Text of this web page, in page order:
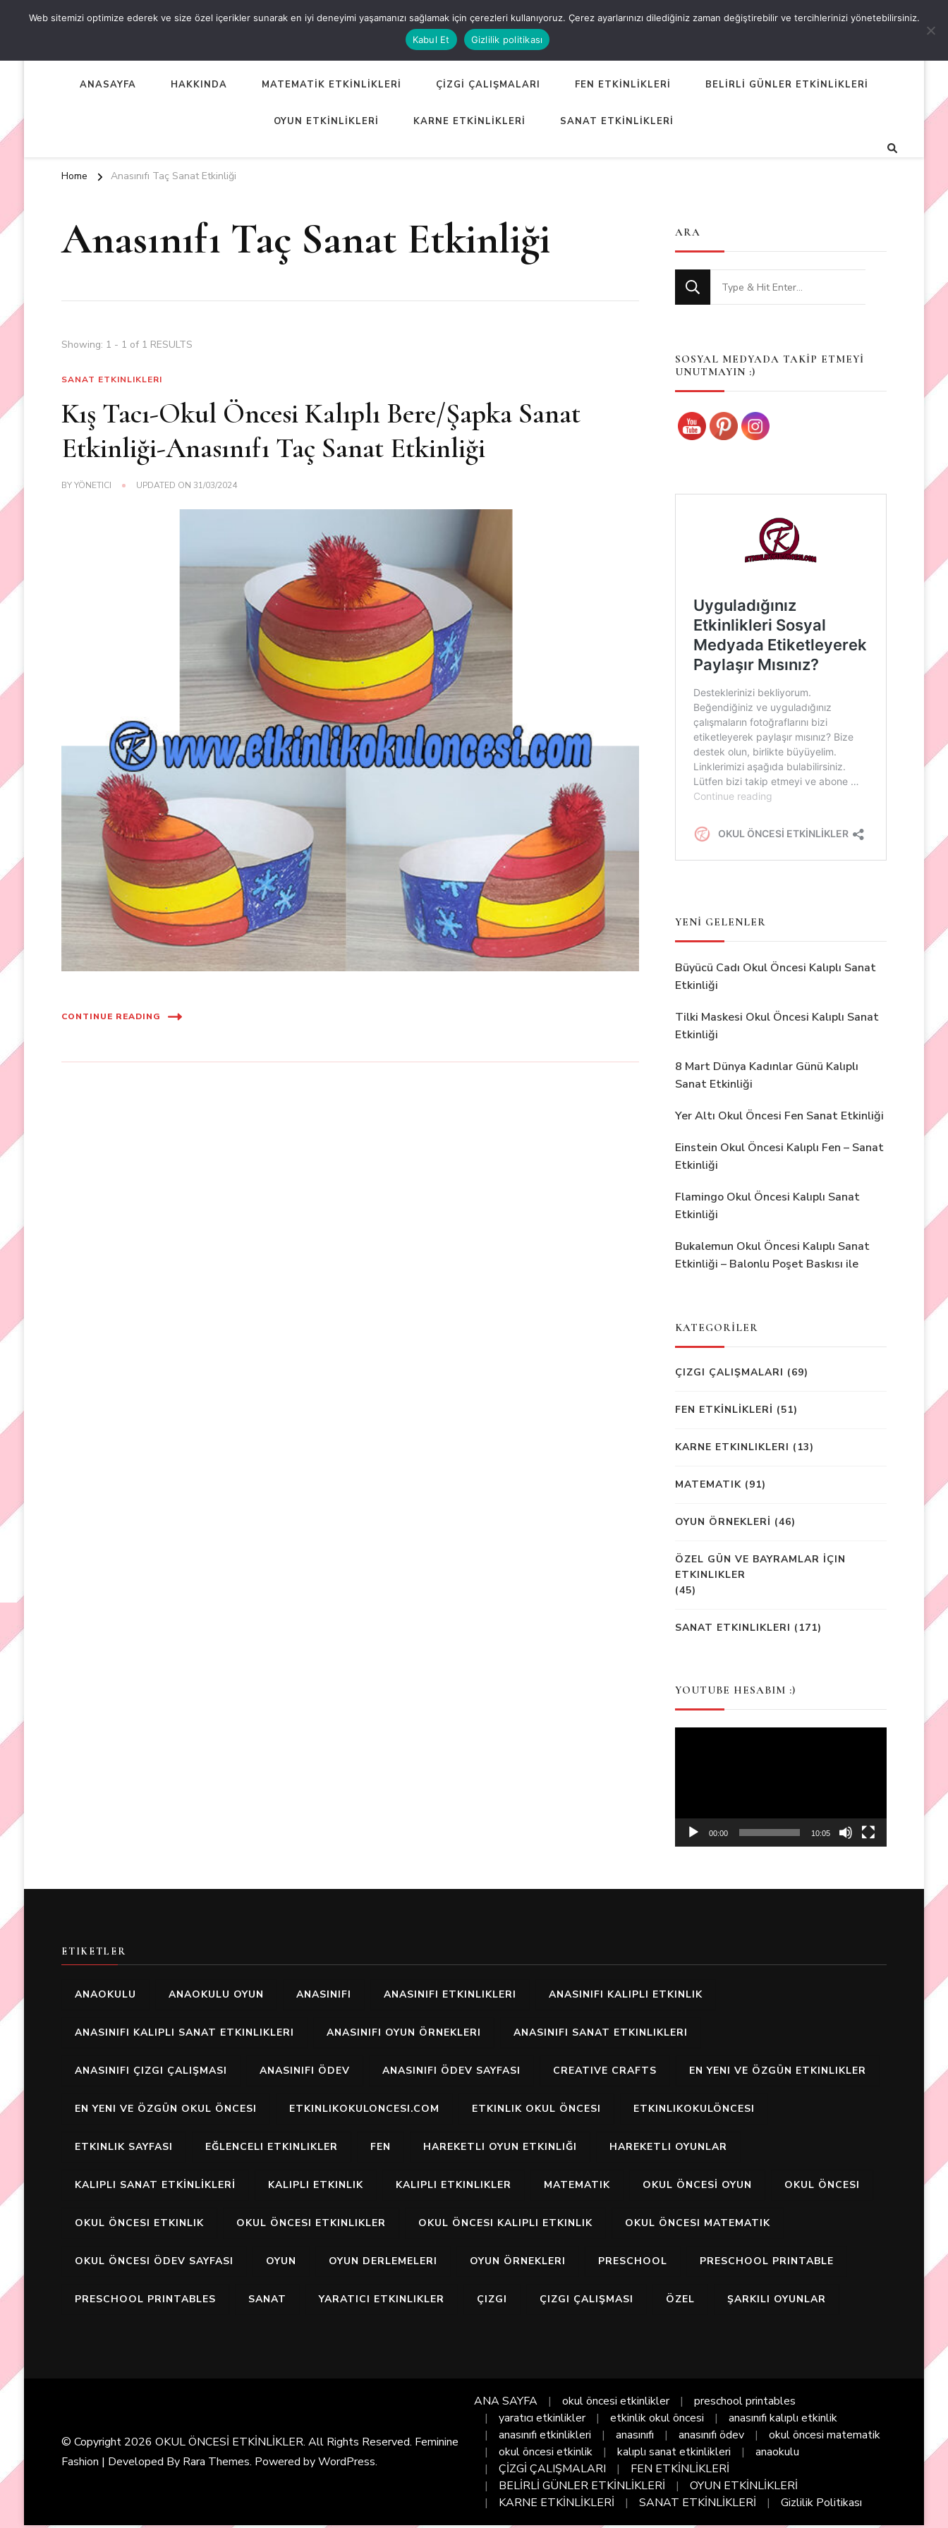
OKUL ÖNCESİ ETKİNLİKLER
ANASAYFA HAKKINDA MATEMATİK ETKİNLİKLERİ ÇİZGİ ÇALIŞMALARI FEN ETKİNLİKLERİ BELİRLİ GÜNLER ETKİNLİKLERİ
OYUN ETKİNLİKLERİ KARNE ETKİNLİKLERİ SANAT ETKİNLİKLERİ
Home Anasınıfı Taç Sanat Etkinliği
Anasınıfı Taç Sanat Etkinliği
Showing: 1 - 1 of 1 RESULTS
SANAT ETKINLIKLERI
Kış Tacı-Okul Öncesi Kalıplı Bere/Şapka Sanat
Etkinliği-Anasınıfı Taç Sanat Etkinliği
BYYÖNETICI UPDATED ON 31/03/2024
CONTINUE READING
ARA
Looking
for
SOSYAL MEDYADA TAKİP ETMEYİ
UNUTMAYIN :)
YENİ GELENLER
Büyücü Cadı Okul Öncesi Kalıplı Sanat
Etkinliği
Tilki Maskesi Okul Öncesi Kalıplı Sanat
Etkinliği
8 Mart Dünya Kadınlar Günü Kalıplı
Sanat Etkinliği
Yer Altı Okul Öncesi Fen Sanat Etkinliği
Einstein Okul Öncesi Kalıplı Fen – Sanat
Etkinliği
Flamingo Okul Öncesi Kalıplı Sanat
Etkinliği
Bukalemun Okul Öncesi Kalıplı Sanat
Etkinliği – Balonlu Poşet Baskısı ile
KATEGORİLER
ÇIZGI ÇALIŞMALARI (69)
FEN ETKİNLİKLERİ (51)
KARNE ETKINLIKLERI (13)
MATEMATIK(91)
OYUN ÖRNEKLERİ (46)
ÖZEL GÜN VE BAYRAMLAR İÇIN
ETKINLIKLER
(45)
SANAT ETKINLIKLERI (171)
YOUTUBE HESABIM :)
00:00 10:05
ETIKETLER
ANAOKULU ANAOKULU OYUN ANASINIFI ANASINIFI ETKINLIKLERI ANASINIFI KALIPLI ETKINLIK
ANASINIFI KALIPLI SANAT ETKINLIKLERI ANASINIFI OYUN ÖRNEKLERI ANASINIFI SANAT ETKINLIKLERI
ANASINIFI ÇIZGI ÇALIŞMASI ANASINIFI ÖDEV ANASINIFI ÖDEV SAYFASI CREATIVE CRAFTS EN YENI VE ÖZGÜN ETKINLIKLER
EN YENI VE ÖZGÜN OKUL ÖNCESI ETKINLIKOKULONCESI.COM ETKINLIK OKUL ÖNCESI ETKINLIKOKULÖNCESI
ETKINLIK SAYFASI EĞLENCELI ETKINLIKLER FEN HAREKETLI OYUN ETKINLIĞI HAREKETLI OYUNLAR
KALIPLI SANAT ETKİNLİKLERİ KALIPLI ETKINLIK KALIPLI ETKINLIKLER MATEMATIK OKUL ÖNCESİ OYUN OKUL ÖNCESI
OKUL ÖNCESI ETKINLIK OKUL ÖNCESI ETKINLIKLER OKUL ÖNCESI KALIPLI ETKINLIK OKUL ÖNCESI MATEMATIK
OKUL ÖNCESI ÖDEV SAYFASI OYUN OYUN DERLEMELERI OYUN ÖRNEKLERI PRESCHOOL PRESCHOOL PRINTABLE
PRESCHOOL PRINTABLES SANAT YARATICI ETKINLIKLER ÇIZGI ÇIZGI ÇALIŞMASI ÖZEL ŞARKILI OYUNLAR
© Copyright 2026 OKUL ÖNCESİ ETKİNLİKLER. All Rights Reserved. Feminine
Fashion | Developed By Rara Themes. Powered byWordPress.
ANA SAYFA okul öncesi etkinlikler
preschool printables
yaratıcı etkinlikler
etkinlik okul öncesi
anasınıfı kalıplı etkinlik
anasınıfı etkinlikleri
anasınıfı anasınıfı ödev
okul öncesi matematik
okul öncesi etkinlik
kalıplı sanat etkinlikleri
anaokulu
ÇİZGİ ÇALIŞMALARI
FEN ETKİNLİKLERİ
BELİRLİ GÜNLER ETKİNLİKLERİ
OYUN ETKİNLİKLERİ
KARNE ETKİNLİKLERİ
SANAT ETKİNLİKLERİ Gizlilik Politikası
Web sitemizi optimize ederek ve size özel içerikler sunarak en iyi deneyimi yaşamanızı sağlamak için çerezleri kullanıyoruz. Çerez ayarlarınızı dilediğiniz zaman değiştirebilir ve tercihlerinizi yönetebilirsiniz.
Kabul Et
Gizlilik politikası